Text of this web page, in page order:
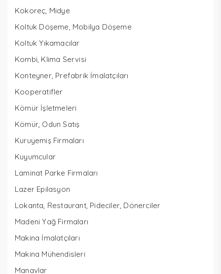
Kokoreç, Midye
Koltuk Döşeme, Mobilya Döşeme
Koltuk Yıkamacılar
Kombi, Klima Servisi
Konteyner, Prefabrik İmalatçıları
Kooperatifler
Kömür İşletmeleri
Kömür, Odun Satış
Kuruyemiş Firmaları
Kuyumcular
Laminat Parke Firmaları
Lazer Epilasyon
Lokanta, Restaurant, Pideciler, Dönerciler
Madeni Yağ Firmaları
Makina İmalatçıları
Makina Mühendisleri
Manavlar